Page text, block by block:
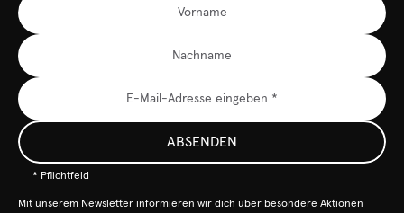
ABSENDEN
* Pflichtfeld
Mit unserem Newsletter informieren wir dich über besondere Aktionen